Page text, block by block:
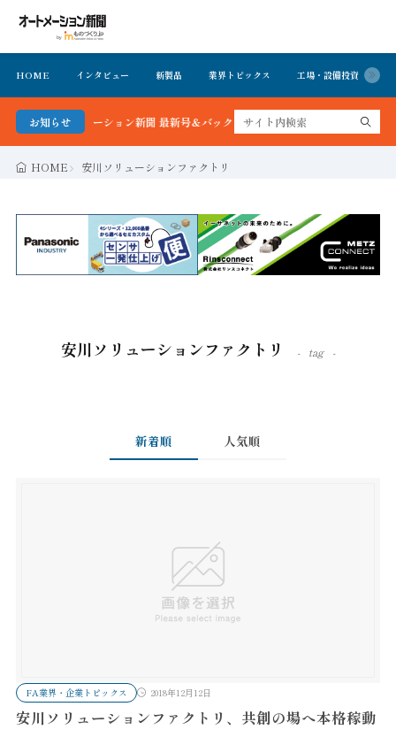
HOME インタビュー 新製品 業界トピックス 工場・設備投資
お知らせ
！オートメーション新聞 最新号＆バックナンバーを無料で公開中 詳細はこちら
HOME 安川ソリューションファクトリ
安川ソリューションファクトリ tag
新着順 人気順
FA業界・企業トピックス 2018年12月12日
安川ソリューションファクトリ、共創の場へ本格稼動